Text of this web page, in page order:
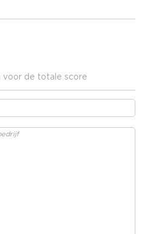
voor de totale score